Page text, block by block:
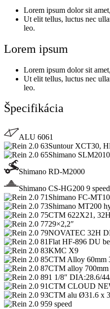
Lorem ipsum dolor sit
Ut elit tellus, luctus nec
leo.
Lorem ipsum
Lorem ipsum dolor sit
Ut elit tellus, luctus nec
leo.
Špecifikácia
ALU 6061
Suntour XCT30,
Shimano
Shimano RD-M2000
Shimano CS-HG200 9
Shimano FC-
Shimano MT200
CTM 622X21,
29×2,2″
NOVATEC 32H
Flat HF-896 DU
KMC X9
CTM Alloy 60mm
CTM alloy 700mm
1 1/8″ DIA:28.6/
CTM CLOUD
CTM alu Ø31.6 x
9 speed